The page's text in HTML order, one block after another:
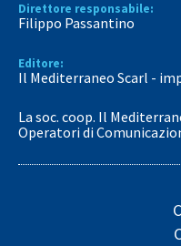
Direttore responsabile:
Filippo Passantino
Editore:
Il Mediterraneo Scarl -
La soc. coop. Il
Operatori di